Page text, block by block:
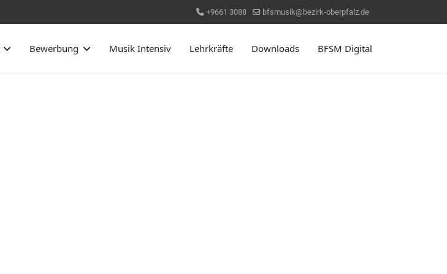
+9661 3088 bfsmusik@bezirk-oberpfalz.de
Bewerbung Musik Intensiv Lehrkräfte Downloads BFSM Digital